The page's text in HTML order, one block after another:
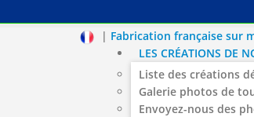
| Fabrication française sur
LES CRÉATIONS DE
Liste des créations
Galerie photos de
Envoyez-nous des